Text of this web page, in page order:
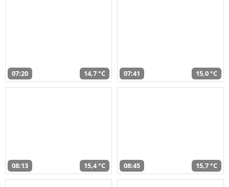
07:20 14,7 °C 07:41 15,0 °C
08:13 15,4 °C 08:45 15,7 °C